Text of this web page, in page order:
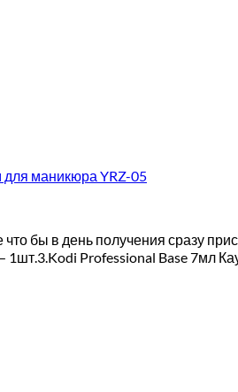
маникюра YRZ-05
бы в день получения сразу
Professional Base 7мл